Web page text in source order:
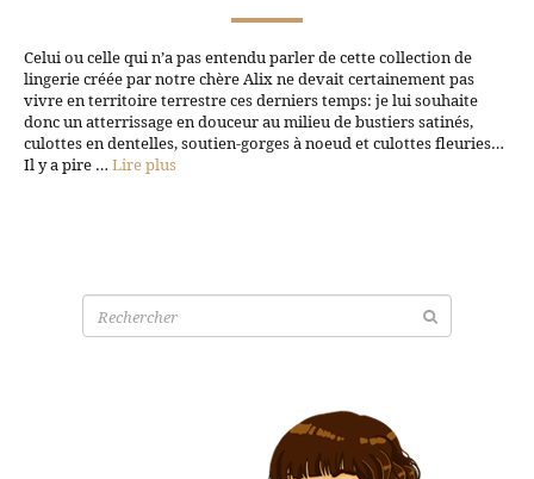
Celui ou celle qui n’a pas entendu parler de cette collection de
lingerie créée par notre chère Alix ne devait certainement pas
vivre en territoire terrestre ces derniers temps: je lui souhaite
donc un atterrissage en douceur au milieu de bustiers satinés,
culottes en dentelles, soutien-gorges à noeud et culottes fleuries…
Il y a pire … Lire plus
Recherche
pour: